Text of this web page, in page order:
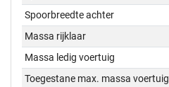
Spoorbreedte achter
Massa rijklaar
Massa ledig voertuig
Toegestane max. massa voertuig